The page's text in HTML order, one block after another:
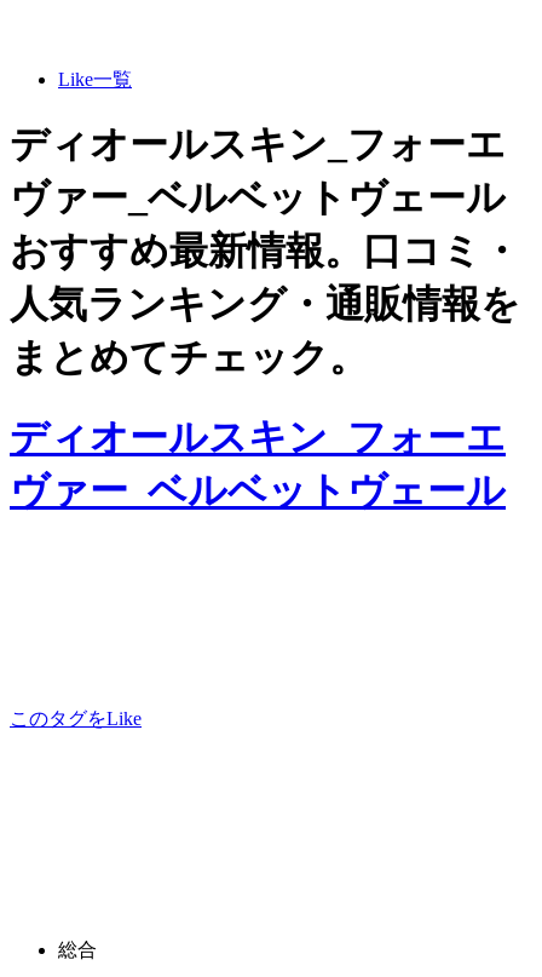
Like一覧
ディオールスキン_フォーエ
ヴァー_ベルベットヴェール
おすすめ最新情報。口コミ・
人気ランキング・通販情報を
まとめてチェック。
ディオールスキン_フォーエ
ヴァー_ベルベットヴェール
このタグをLike
総合